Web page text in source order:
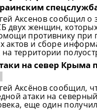
Аксенов сообщил о
двух женщин,
противнику при
актов и сборе
территории
на север Крыма
Аксёнов сообщил,
атаки на
еще один